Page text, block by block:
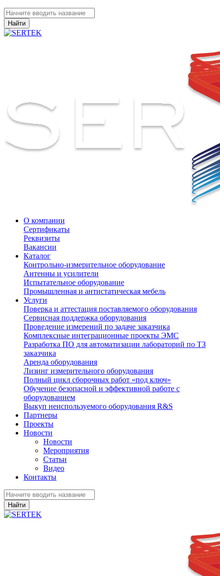
Найти
О компании
Сертификаты
Реквизиты
Вакансии
Каталог
Контрольно-измерительное оборудование
Антенны и усилители
Испытательное оборудование
Промышленная и антистатическая мебель
Услуги
Поверка и аттестация поставляемого оборудования
Сервисная поддержка оборудования
Проведение измерений по задаче заказчика
Комплексные интеграционные проекты ЭМС
Разработка ПО для автоматизации лабораторий по ТЗ
заказчика
Аренда оборудования
Лизинг измерительного оборудования
Полный цикл сборочных работ «под ключ»
Обучение безопасной и эффективной работе с
оборудованием
Выкуп неиспользуемого оборудования R&S
Партнеры
Проекты
Новости
Новости
Мероприятия
Статьи
Видео
Контакты
Найти